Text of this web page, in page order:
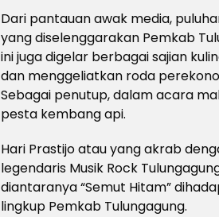
Dari pantauan awak media,
yang diselenggarakan Pemkab
ini juga digelar berbagai sajian
dan menggeliatkan roda
Sebagai penutup, dalam acara
pesta kembang api.
Hari Prastijo atau yang akrab
legendaris Musik Rock
diantaranya “Semut Hitam”
lingkup Pemkab Tulungagung.